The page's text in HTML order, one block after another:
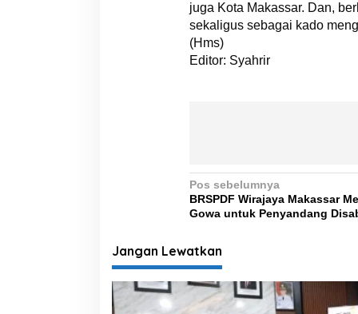
juga Kota Makassar. Dan,
sekaligus sebagai kado
(Hms)
Editor: Syahrir
N
a
i
g
a
Pos sebelumnya
BRSPDF Wirajaya Makassar
Gowa untuk Penyandang
Jangan Lewatkan